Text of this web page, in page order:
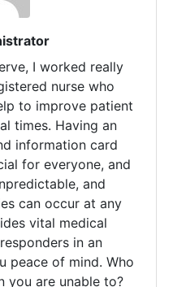
I worked really
nurse who
to improve patient
times. Having an
information card
for everyone, and
and
can occur at any
vital medical
in an
peace of mind. Who
you are unable to?